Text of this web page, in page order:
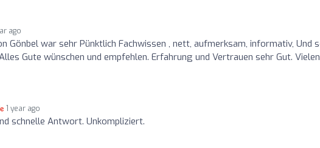
ago
Gönbel war sehr Pünktlich Fachwissen , nett, aufmerksam, informativ, Und
Gute wünschen und empfehlen. Erfahrung und Vertrauen sehr Gut. Vielen
1 year ago
schnelle Antwort. Unkompliziert.